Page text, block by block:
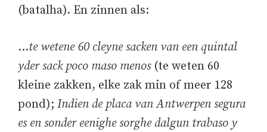
(batalha). En zinnen als:
…te wetene 60 cleyne sacken van een quintal
yder sack poco maso menos(te weten 60
kleine zakken, elke zak min of meer 128
pond); Indien de placa van Antwerpen segura
es en sonder eenighe sorghe dalgun trabaso y